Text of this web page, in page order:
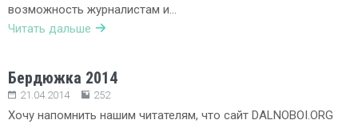
возможность журналистам и…
Читать дальше
Бердюжка 2014
21.04.2014 252
Хочу напомнить нашим читателям, что сайт DALNOBOI.ORG